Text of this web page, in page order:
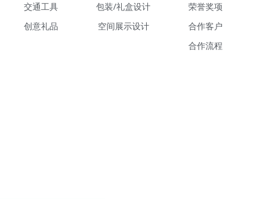
交通工具
创意礼品
包装/礼盒设计
空间展示设计
荣誉奖项
合作客户
合作流程